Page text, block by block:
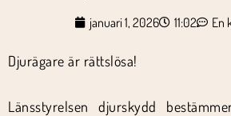
januari 1, 2026 11:02 En
Djurägare är rättslösa!
Länsstyrelsen djurskydd